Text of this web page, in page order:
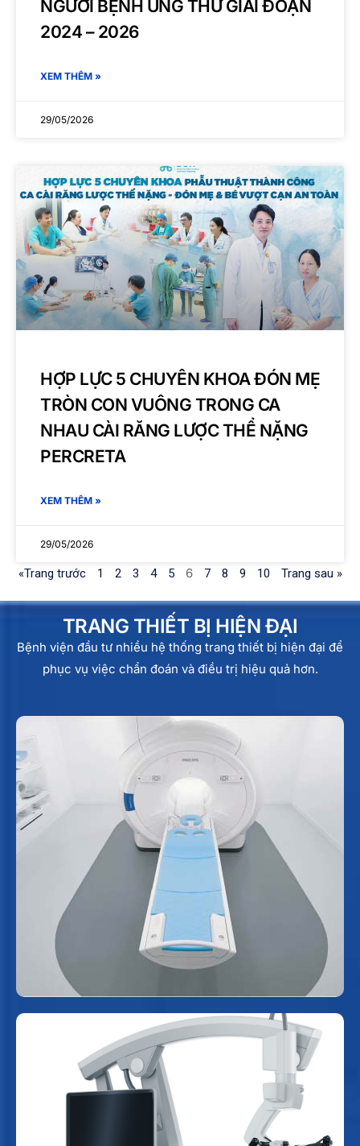
NGƯỜI BỆNH UNG THƯ GIAI ĐOẠN
2024 – 2026
XEM THÊM »
29/05/2026
HỢP LỰC 5 CHUYÊN KHOA ĐÓN MẸ
TRÒN CON VUÔNG TRONG CA
NHAU CÀI RĂNG LƯỢC THỂ NẶNG
PERCRETA
XEM THÊM »
29/05/2026
«Trang trước 1 2 3 4 5 6 7 8 9 10 Trang sau »
TRANG THIẾT BỊ HIỆN ĐẠI
Bệnh viện đầu tư nhiều hệ thống trang thiết bị hiện đại để
phục vụ việc chẩn đoán và điều trị hiệu quả hơn.
MÁY MRI 1.5 TESLA
Máy chụp MRI (máy chụp cộng hưởng từ) là
thiết bị sử dụng từ trường mạnh và sóng vô
tuyến để tạo ra những hình ảnh chi tiết về các
cơ quan và mô bên trong cơ thể.
Hệ thống kính hiển vi phẫu thuật
ZEISS TIVATO 700